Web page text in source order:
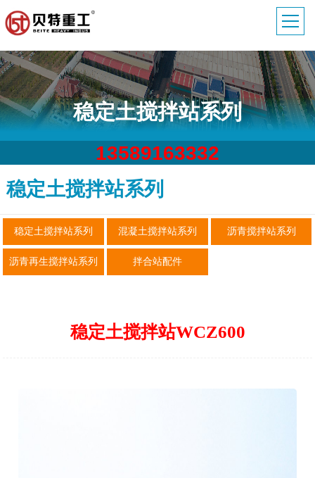
稳定土搅拌站系列
13589163332
稳定土搅拌站系列
稳定土搅拌站系列 混凝土搅拌站系列 沥青搅拌站系列
沥青再生搅拌站系列 拌合站配件
稳定土搅拌站WCZ600